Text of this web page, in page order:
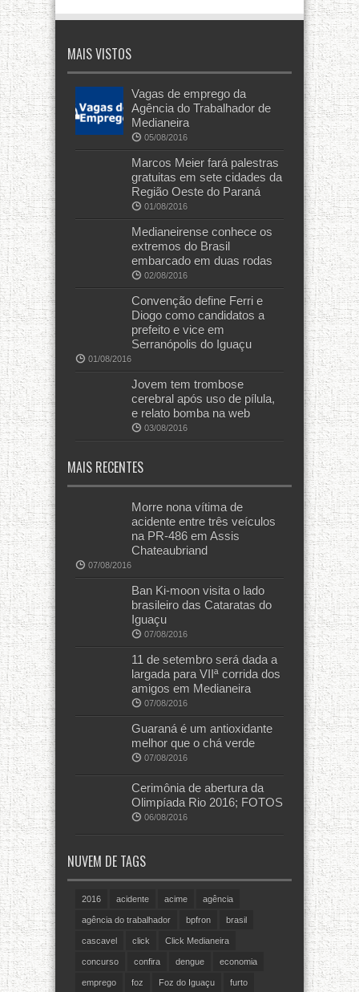
MAIS VISTOS
Vagas de emprego da
Agência do Trabalhador de
Medianeira
05/08/2016
Marcos Meier fará palestras
gratuitas em sete cidades da
Região Oeste do Paraná
01/08/2016
Medianeirense conhece os
extremos do Brasil
embarcado em duas rodas
02/08/2016
Convenção define Ferri e
Diogo como candidatos a
prefeito e vice em
Serranópolis do Iguaçu
01/08/2016
Jovem tem trombose
cerebral após uso de pílula,
e relato bomba na web
03/08/2016
MAIS RECENTES
Morre nona vítima de
acidente entre três veículos
na PR-486 em Assis
Chateaubriand
07/08/2016
Ban Ki-moon visita o lado
brasileiro das Cataratas do
Iguaçu
07/08/2016
11 de setembro será dada a
largada para VIIª corrida dos
amigos em Medianeira
07/08/2016
Guaraná é um antioxidante
melhor que o chá verde
07/08/2016
Cerimônia de abertura da
Olimpíada Rio 2016; FOTOS
06/08/2016
NUVEM DE TAGS
2016 acidente acime agência
agência do trabalhador bpfron brasil
cascavel click Click Medianeira
concurso confira dengue economia
emprego foz Foz do Iguaçu furto